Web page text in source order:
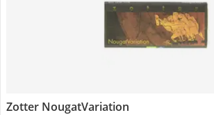
Zotter NougatVariation